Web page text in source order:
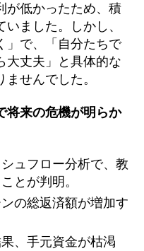
が低かったため、積
ました。しかし、
」で、「自分たちで
大丈夫」と具体的な
せんでした。
将来の危機が明らか
ュフロー分析で、教
とが判明。
の総返済額が増加す
、手元資金が枯渇